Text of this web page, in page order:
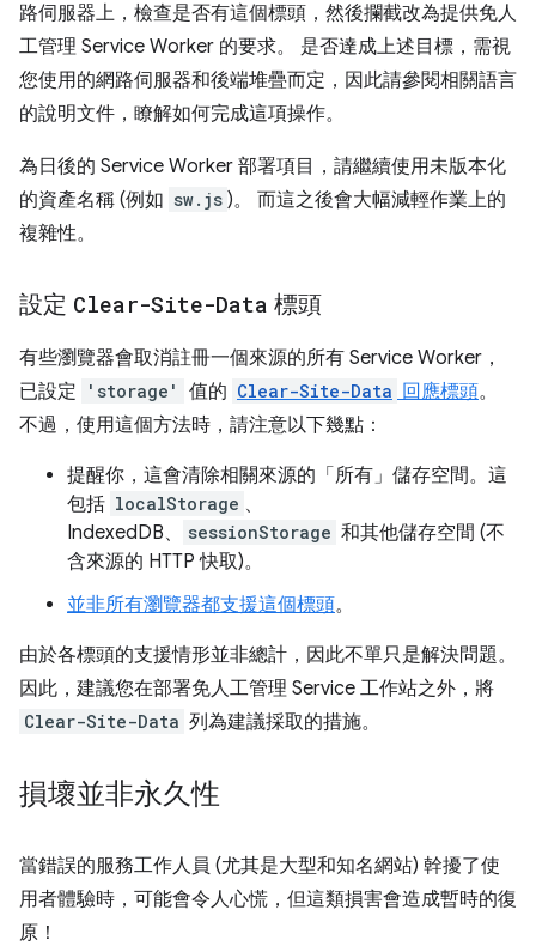
路伺服器上，檢查是否有這個標頭，然後攔截改為提供免人
工管理 Service Worker 的要求。 是否達成上述目標，需視
您使用的網路伺服器和後端堆疊而定，因此請參閱相關語言
的說明文件，瞭解如何完成這項操作。
為日後的 Service Worker 部署項目，請繼續使用未版本化
的資產名稱 (例如 sw.js )。 而這之後會大幅減輕作業上的
複雜性。
設定 Clear-Site-Data 標頭
有些瀏覽器會取消註冊一個來源的所有 Service Worker，
已設定
'storage' 值的 Clear-Site-Data 回應標頭。
不過，使用這個方法時，請注意以下幾點：
提醒你，這會清除相關來源的「所有」 儲存空間。這
包括 localStorage 、
IndexedDB、
sessionStorage 和其他儲存空間 (不
含來源的 HTTP 快取)。
並非所有瀏覽器都支援這個標頭。
由於各標頭的支援情形並非總計，因此不單只是解決問題。
因此，建議您在部署免人工管理 Service 工作站之外，將
Clear-Site-Data 列為建議採取的措施。
損壞並非永久性
當錯誤的服務工作人員 (尤其是大型和知名網站) 幹擾了使
用者體驗時，可能會令人心慌，但這類損害會造成暫時的復
原！